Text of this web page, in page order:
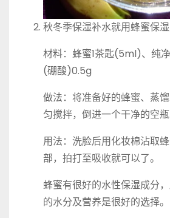
秋冬季保湿补水就用蜂蜜保
材料：蜂蜜1茶匙(5ml)、纯
(硼酸)0.5g
做法：将准备好的蜂蜜、蒸
匀搅拌，倒进一个干净的空瓶
用法：洗脸后用化妆棉沾取
部，拍打至吸收就可以了。
蜂蜜有很好的水性保湿成分
的水分及营养是很好的选择。